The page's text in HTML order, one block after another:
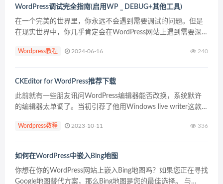
WordPress调试完全指南(启用WP _ DEBUG+其他工具)
在一个完美的世界里，你永远不会遇到需要调试的问题。但是
在现实世界中，你几乎肯定会在WordPress网站上遇到需要深
己内置的调试模式，你也可以找到有用的第三...
Wordpress教程 2024-06-16 240
CKEditor for WordPress推荐下载
此前就有一些朋友讯问WordPress编辑器能否改换，系统默许
的编辑器太单调了。当初引荐了他用Windows live writer这款
一款为WordPre...
Wordpress教程 2023-10-11 336
如何在WordPress中嵌入Bing地图
你想在你的WordPress网站上嵌入Bing地图吗？如果您正在寻找
Google地图替代方案，那么Bing地图是您的最佳选择。 与